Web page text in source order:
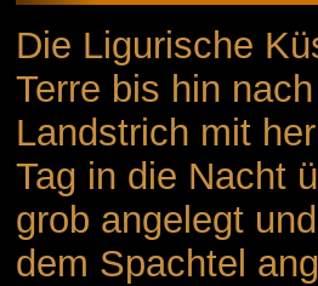
Die Ligurische
Terre bis hin
Landstrich mit
Tag in die Nacht
grob angelegt
dem Spachtel